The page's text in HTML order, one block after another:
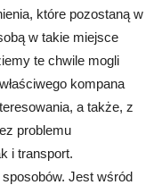
które pozostaną w
w takie miejsce
te chwile mogli
kompana
a także, z
problemu
i transport.
Jest wśród